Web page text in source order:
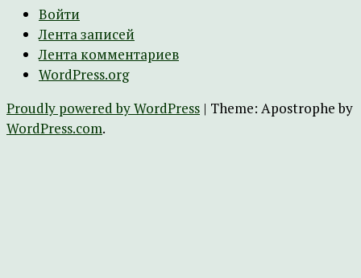
Войти
Лента записей
Лента комментариев
WordPress.org
Proudly powered by WordPress | Theme: Apostrophe by
WordPress.com.